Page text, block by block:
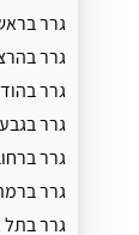
גרר
גרר
גרר
גרר
גרר
גרר
גרר בתל